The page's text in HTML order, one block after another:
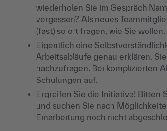
wiederholen Sie im Gespräch
vergessen? Als neues
(fast) so oft fragen, wie Sie wollen.
Eigentlich eine
Arbeitsabläufe genau erklären.
nachzufragen. Bei komplizierten
Schulungen auf.
Ergreifen Sie die Initiative! Bitten
und suchen Sie nach
Einarbeitung noch nicht